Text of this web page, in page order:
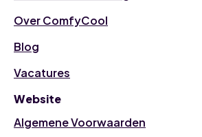
Over ComfyCool
Blog
Vacatures
Website
Algemene Voorwaarden